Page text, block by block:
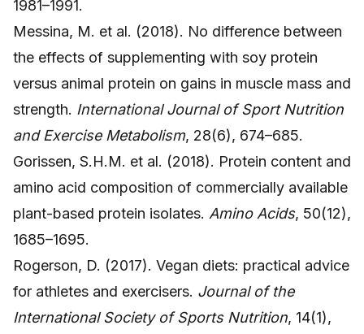
1981–1991.
Messina, M. et al. (2018). No difference between
the effects of supplementing with soy protein
versus animal protein on gains in muscle mass and
strength. International Journal of Sport Nutrition
and Exercise Metabolism, 28(6), 674–685.
Gorissen, S.H.M. et al. (2018). Protein content and
amino acid composition of commercially available
plant-based protein isolates. Amino Acids, 50(12),
1685–1695.
Rogerson, D. (2017). Vegan diets: practical advice
for athletes and exercisers. Journal of the
International Society of Sports Nutrition, 14(1),